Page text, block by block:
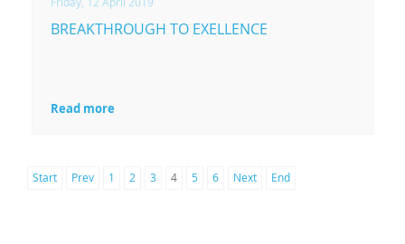
BREAKTHROUGH TO EXELLENCE
Read more
Start Prev 1 2 3 4 5 6 Next End